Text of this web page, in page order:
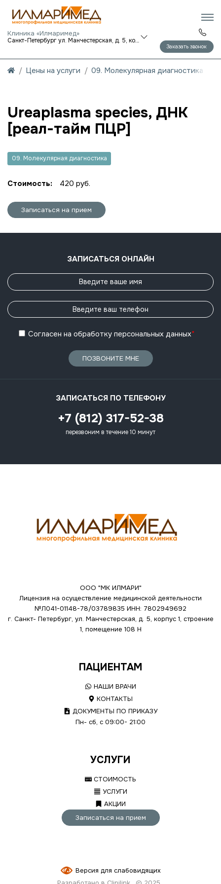
Клиника «Илмаримед»
Санкт-Петербург ул. Манчестерская, д. 5, корп. 1
Заказать звонок
Цены на услуги 09. Молекулярная диагностика
Ureaplasma species, ДНК
[реал-тайм ПЦР]
09. Молекулярная диагностика
Стоимость: 420 руб.
Записаться на прием
ЗАПИСАТЬСЯ ОНЛАЙН
Согласен на обработку персональных данных*
ПОЗВОНИТЕ МНЕ
ЗАПИСАТЬСЯ ПО ТЕЛЕФОНУ
+7 (812) 317-52-38
перезвоним в течение 10 минут
ООО "МК ИЛМАРИ"
Лицензия на осуществление медицинской деятельности
№Л041-01148-78/03789835 ИНН: 7802949692
г. Санкт- Петербург, ул. Манчестерская, д. 5, корпус 1, строение
1, помещение 108 Н
ПАЦИЕНТАМ
НАШИ ВРАЧИ
КОНТАКТЫ
ДОКУМЕНТЫ ПО ПРИКАЗУ
Пн- сб, с 09:00- 21:00
УСЛУГИ
СТОИМОСТЬ
УСЛУГИ
АКЦИИ
Записаться на прием
Версия для слабовидящих